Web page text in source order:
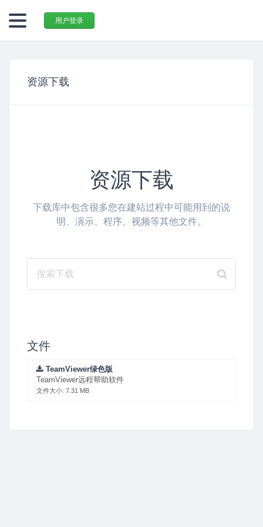
用户登录
资源下载
资源下载
下载库中包含很多您在建站过程中可能用到的说
明、演示、程序、视频等其他文件。
文件
TeamViewer绿色版
TeamViewer远程帮助软件
文件大小: 7.31 MB